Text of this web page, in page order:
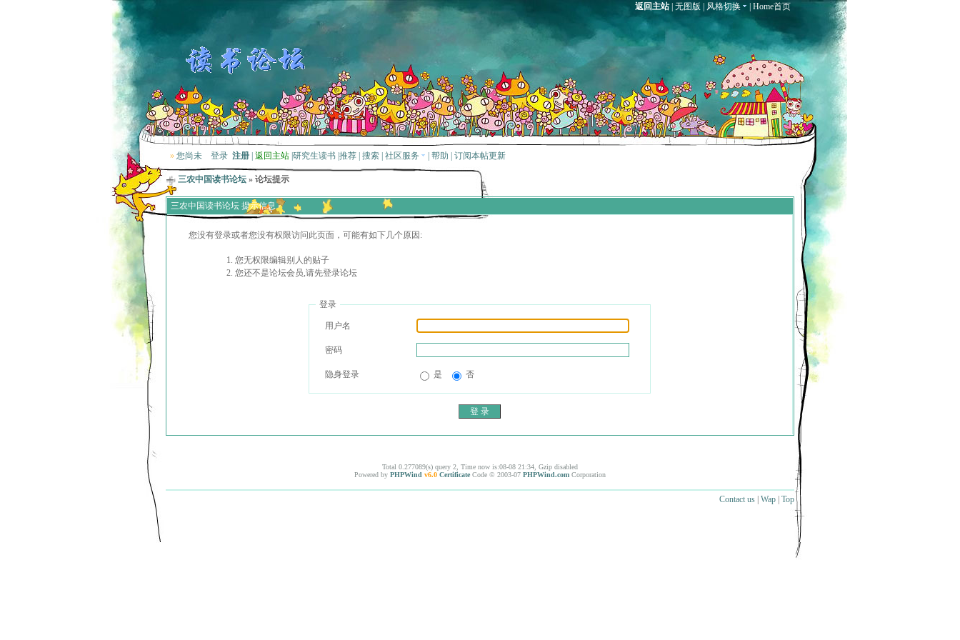
返回主站| 无图版 风格切换 Home首页
» 您尚未 登录 注册 返回主站 研究生读书 推荐 搜索 社区服务 帮助 订阅本帖更新
三农中国读书论坛 » 论坛提示
三农中国读书论坛 提示信息
您没有登录或者您没有权限访问此页面，可能有如下几个原因:
您无权限编辑别人的贴子
您还不是论坛会员,请先登录论坛
登录
用户名
密码
隐身登录 是 否
Total 0.277089(s) query 2, Time now is:08-08 21:34, Gzip disabled
Powered by PHPWind v6.0 Certificate Code © 2003-07 PHPWind.com Corporation
Contact us | Wap | Top